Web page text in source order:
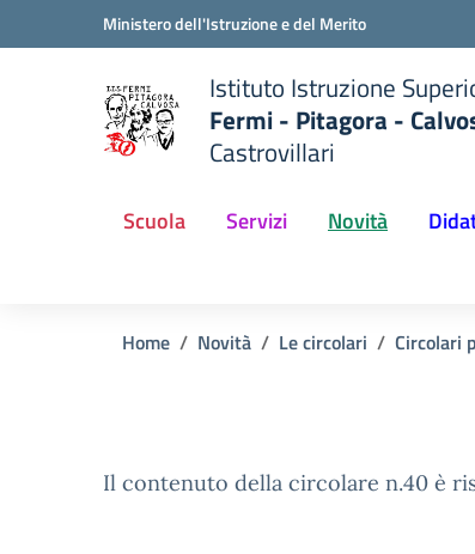
Vai ai contenuti
Vai al menu di navigazioneMinistero dell'Istruzione e del Merito
Istituto Istruzione
Fermi - Pitagora -
Castrovillari
Scuola Servizi Novità
Home Novità Le circolari Circolari
Il contenuto della circolare n.40 è